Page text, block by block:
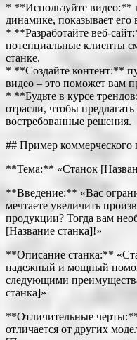
* **Используйте видео:**
динамике, показывает его
* **Разработайте веб-
потенциальные клиенты
станке.
* **Создайте контент:**
видео – это поможет вам
* **Будьте в курсе
отрасли, чтобы
востребованные решения.
## Пример коммерческого
**Тема:** «Станок
**Введение:** «Вас
мечтаете увеличить
продукции? Тогда вам
[Название станка]!»
**Описание станка:**
надежный и мощный
следующими
станка]»
**Отличительные
отличается от других